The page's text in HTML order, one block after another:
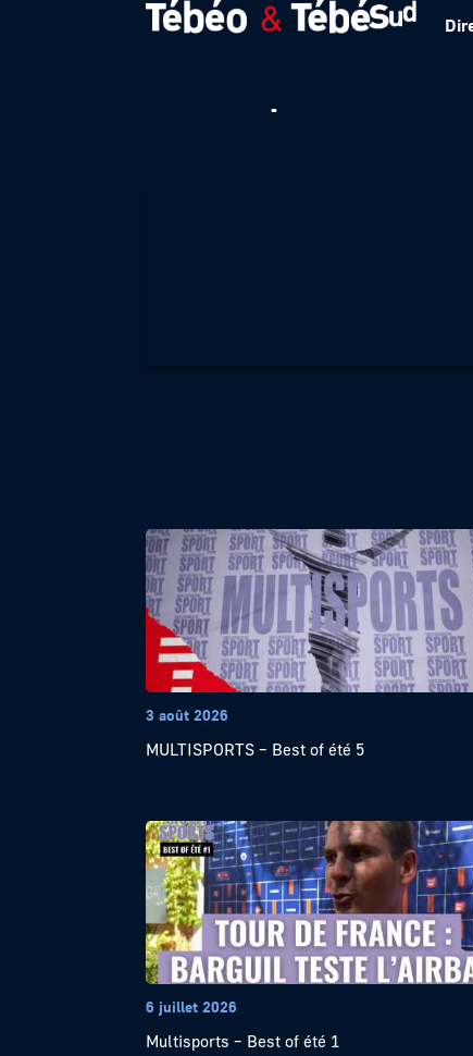
Trail : partir sur
3 août 2026
MULTISPORTS – Best of été 5
6 juillet 2026
Multisports – Best of été 1